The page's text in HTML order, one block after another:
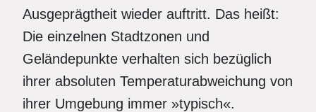
Ausgeprägtheit wieder auftritt. Das heißt:
Die einzelnen Stadtzonen und
Geländepunkte verhalten sich bezüglich
ihrer absoluten Temperaturabweichung von
ihrer Umgebung immer »typisch«.